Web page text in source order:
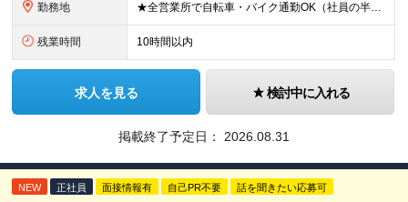
勤務地 ★全営業所で自転車・バイク通勤OK（社員の半数がバイクで通勤） 【目黒営業所】 東京都目黒区目黒1-24-2 【五反田営業所】 東京都品川区大崎5-1-2 【中野営業所 新宿スタンド】 東京都中
残業時間 10時間以内
求人を見る 検討中に入れる
掲載終了予定日： 2026.08.31
NEW 正社員 面接情報有 自己PR不要 話を聞きたい応募可